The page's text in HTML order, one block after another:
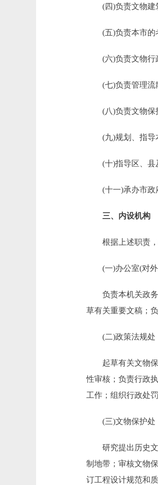
(四)负责文物建筑
(五)负责本市的考
(六)负责文物行政
(七)负责管理流散
(八)负责文物保护
(九)规划、指导本
(十)指导区、县及
(十一)承办市政
三、内设机构
根据上述职责，
(一)办公室(对外
负责本机关政务
草有关重要文稿；
(二)政策法规处
起草有关文物保
性审核；负责行政
工作；组织行政处
(三)文物保护处
研究提出历史文
制地带；审核文物
订工程设计规范和